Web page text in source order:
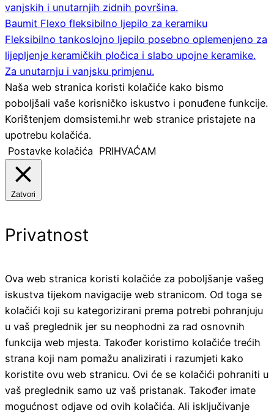
vanjskih i unutarnjih zidnih površina.
Baumit Flexo fleksibilno ljepilo za keramiku
Fleksibilno tankoslojno ljepilo posebno oplemenjeno za
lijepljenje keramičkih pločica i slabo upojne keramike.
Za unutarnju i vanjsku primjenu.
Naša web stranica koristi kolačiće kako bismo
poboljšali vaše korisničko iskustvo i ponuđene funkcije.
Korištenjem domsistemi.hr web stranice pristajete na
upotrebu kolačića.
Postavke kolačića PRIHVAĆAM
Zatvori
Privatnost
Ova web stranica koristi kolačiće za poboljšanje vašeg
iskustva tijekom navigacije web stranicom. Od toga se
kolačići koji su kategorizirani prema potrebi pohranjuju
u vaš preglednik jer su neophodni za rad osnovnih
funkcija web mjesta. Također koristimo kolačiće trećih
strana koji nam pomažu analizirati i razumjeti kako
koristite ovu web stranicu. Ovi će se kolačići pohraniti u
vaš preglednik samo uz vaš pristanak. Također imate
mogućnost odjave od ovih kolačića. Ali isključivanje